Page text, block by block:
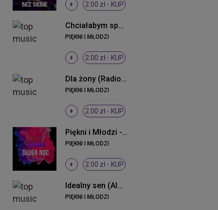
2.00 zł - KUP
Chciałabym spać z Tobą
PIĘKNI I MŁODZI
2.00 zł - KUP
Dla żony (Radio Edit)
PIĘKNI I MŁODZI
2.00 zł - KUP
Piękni i Młodzi - Długa noc ((Original Mix))
PIĘKNI I MŁODZI
2.00 zł - KUP
Idealny sen (Almomban) (Radio Edit)
PIĘKNI I MŁODZI